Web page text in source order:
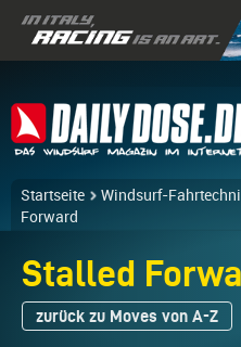
Startseite Windsurf-
Forward
Stalled
zurück zu Moves von A-Z